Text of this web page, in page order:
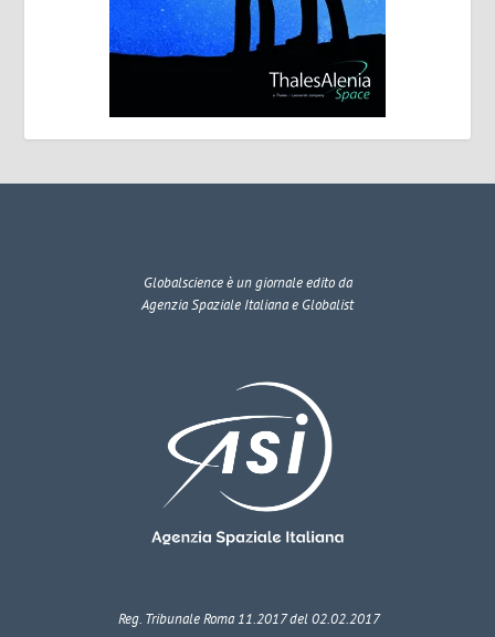
Globalscienceè un giornale edito da
Agenzia Spaziale Italiana e Globalist
Reg. Tribunale Roma 11.2017 del 02.02.2017